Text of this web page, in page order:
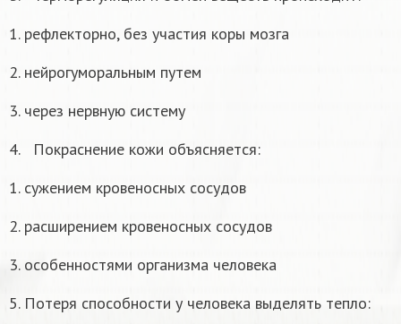
1. рефлекторно, без участия коры мозга
2. нейрогуморальным путем
3. через нервную систему
4. Покраснение кожи объясняется:
1. сужением кровеносных сосудов
2. расширением кровеносных сосудов
3. особенностями организма человека
5. Потеря способности у человека выделять тепло: